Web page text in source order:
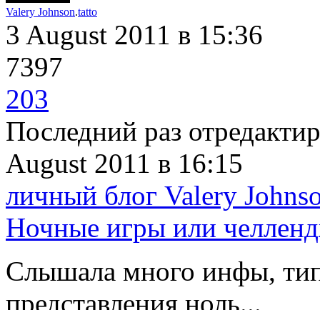
Valery Johnson.tatto
3 August 2011 в 15:36
7397
203
Последний раз
August 2011 в 16:15
личный блог Valery
Ночные игры или
Слышала много инфы,
представления ноль...